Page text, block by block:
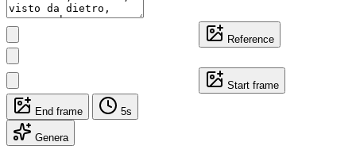
Reference
Start frame
End frame 5s
Genera